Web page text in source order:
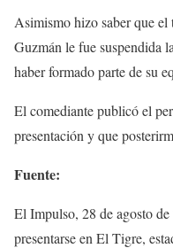
Asimismo hizo saber que el
Guzmán le fue suspendida
haber formado parte de su
El comediante publicó el
presentación y que
Fuente:
El Impulso, 28 de agosto
presentarse en El Tigre,